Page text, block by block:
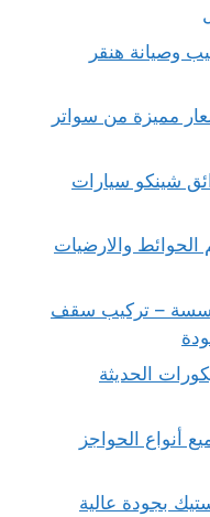
وصيانة هنقر
مميزة من سواتر
شينكو سيارات
الحوائط والارضيات
– تركيب سقف
الحديثة
أنواع الحواجز
بجودة عالية